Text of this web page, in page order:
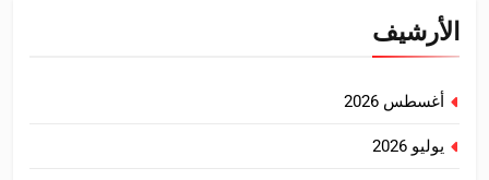
الأرشيف
أغسطس 2026
يوليو 2026